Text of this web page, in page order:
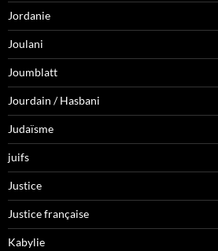
Jordanie
Joulani
Joumblatt
Jourdain / Hasbani
Judaïsme
juifs
Justice
Justice française
Kabylie